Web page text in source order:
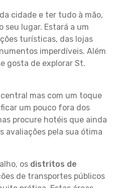
cidade e ter tudo à mão,
seu lugar. Estará a um
turísticas, das lojas
imperdíveis. Além
gosta de explorar St.
mas com um toque
um pouco fora dos
procure hotéis que ainda
avaliações pela sua ótima
os distritos de
de transportes públicos